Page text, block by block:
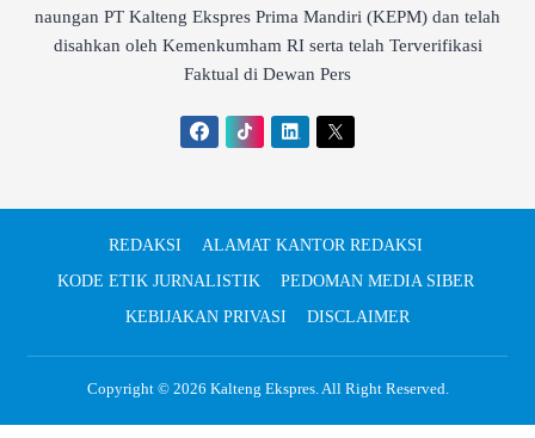
naungan PT Kalteng Ekspres Prima Mandiri (KEPM) dan telah
disahkan oleh Kemenkumham RI serta telah Terverifikasi
Faktual di Dewan Pers
REDAKSI
ALAMAT KANTOR REDAKSI
KODE ETIK JURNALISTIK
PEDOMAN MEDIA SIBER
KEBIJAKAN PRIVASI
DISCLAIMER
Copyright © 2026 Kalteng Ekspres. All Right Reserved.